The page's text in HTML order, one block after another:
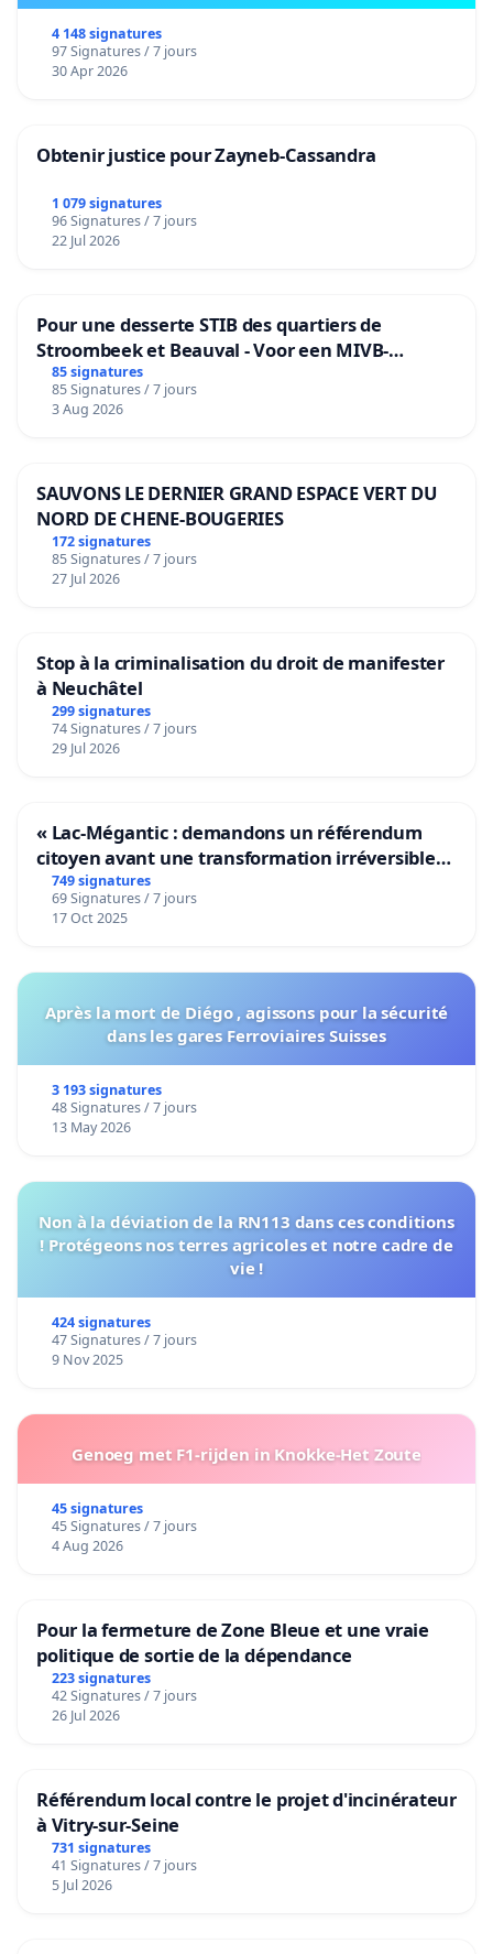
4 148 signatures
97 Signatures / 7 jours
30 Apr 2026
Obtenir justice pour Zayneb-Cassandra
1 079 signatures
96 Signatures / 7 jours
22 Jul 2026
Pour une desserte STIB des quartiers de
Stroombeek et Beauval - Voor een MIVB-
bediening van de wijken Strombeek en Het
Voor
85 signatures
85 Signatures / 7 jours
3 Aug 2026
SAUVONS LE DERNIER GRAND ESPACE VERT DU
NORD DE CHENE-BOUGERIES
172 signatures
85 Signatures / 7 jours
27 Jul 2026
Stop à la criminalisation du droit de manifester
à Neuchâtel
299 signatures
74 Signatures / 7 jours
29 Jul 2026
« Lac-Mégantic : demandons un référendum
citoyen avant une transformation irréversible
de notre territoire »
749 signatures
69 Signatures / 7 jours
17 Oct 2025
Après la mort de Diégo , agissons pour la sécurité
dans les gares Ferroviaires Suisses
3 193 signatures
48 Signatures / 7 jours
13 May 2026
Non à la déviation de la RN113 dans ces conditions
! Protégeons nos terres agricoles et notre cadre de
vie !
424 signatures
47 Signatures / 7 jours
9 Nov 2025
Genoeg met F1-rijden in Knokke-Het Zoute
45 signatures
45 Signatures / 7 jours
4 Aug 2026
Pour la fermeture de Zone Bleue et une vraie
politique de sortie de la dépendance
223 signatures
42 Signatures / 7 jours
26 Jul 2026
Référendum local contre le projet d'incinérateur
à Vitry-sur-Seine
731 signatures
41 Signatures / 7 jours
5 Jul 2026